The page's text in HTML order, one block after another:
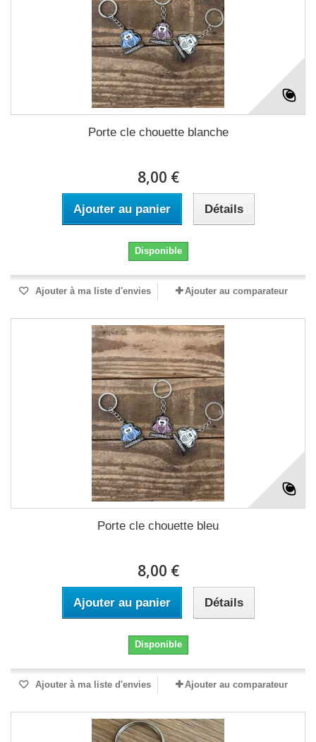
Porte cle chouette blanche
8,00 €
Ajouter au panier Détails
Disponible
Ajouter à ma liste d'envies Ajouter au comparateur
Porte cle chouette bleu
8,00 €
Ajouter au panier Détails
Disponible
Ajouter à ma liste d'envies Ajouter au comparateur